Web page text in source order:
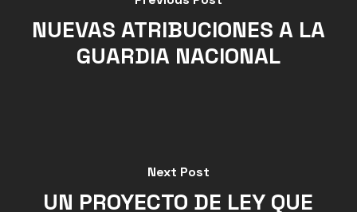
NUEVAS ATRIBUCIONES A LA
GUARDIA NACIONAL
Next Post
UN PROYECTO DE LEY QUE